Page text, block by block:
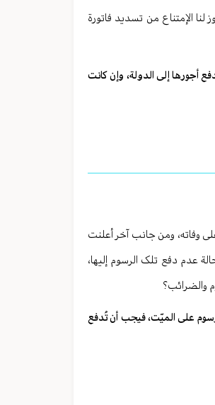
الإمتناع من تسدید فاتورة
أجورها إلی الدولة، وإن کانت
وفاته، ومن جانب آخر أعلنت
عدم دفع تلک الرسوم إلیها،
والضرائب؟
علی المیّت، فیجب أن تُدفع